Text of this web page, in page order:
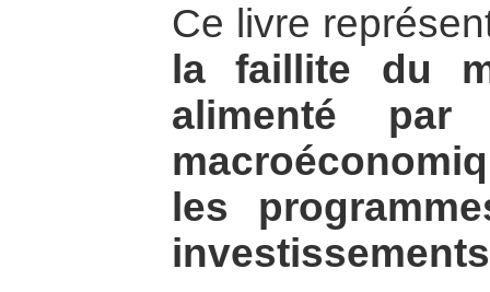
Ce livre
la faillite du
alimenté par
les